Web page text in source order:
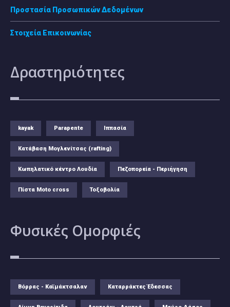
Προστασία Προσωπικών Δεδομένων
Στοιχεία Επικοινωνίας
Δραστηριότητες
kayak Parapente Ιππασία
Κατάβαση Μογλενίτσας (rafting)
Κωπηλατικό κέντρο Λουδία Πεζοπορεία - Περιήγηση
Πίστα Moto cross Τοξοβολία
Φυσικές Ομορφιές
Βόρρας - Καϊμάκτσαλαν Καταρράκτες Έδεσσας